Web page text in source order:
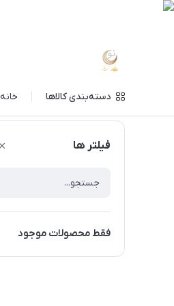
دسته‌بندی کالاها خانه
فیلتر ها
فقط محصولات موجود